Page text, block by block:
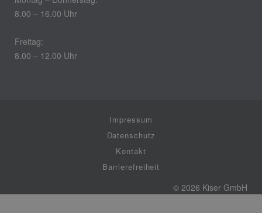
8.00 – 16.00 Uhr
Freitag:
8.00 – 12.00 Uhr
Impressum
Datenschutz
Kontakt
Barrierefreiheit
© 2026 Kiser GmbH